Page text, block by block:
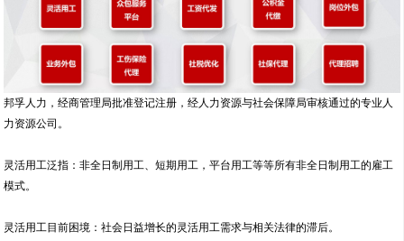
邦孚人力，经商管理局批准登记注册，经人力资源与社会保障局审核通过的专业人
力资源公司。
灵活用工泛指：非全日制用工、短期用工，平台用工等等所有非全日制用工的雇工
模式。
灵活用工目前困境：社会日益增长的灵活用工需求与相关法律的滞后。